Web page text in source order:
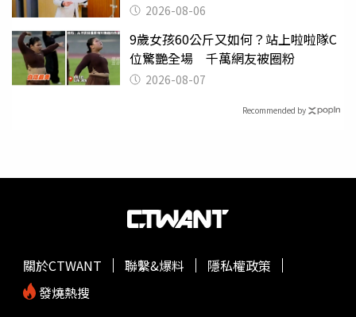
2026-08-06
9歲女孩60公斤又如何？站上啦啦隊C
位驚艷全場 千萬網友被圈粉
2026-08-07
Recommended by
關於CTWANT 聯繫&爆料
隱私權政策
發燒熱搜